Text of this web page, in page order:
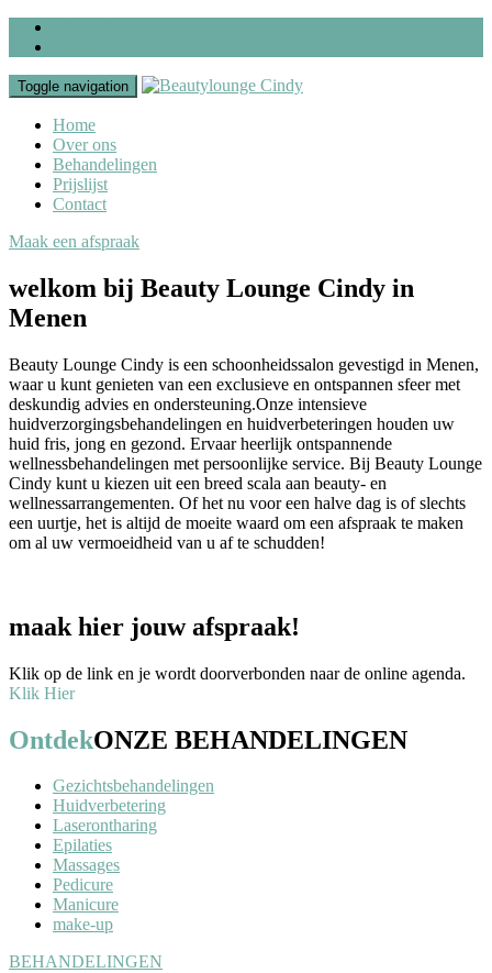
Toggle navigation
Home
Over ons
Behandelingen
Prijslijst
Contact
Maak een afspraak
welkom bij Beauty Lounge Cindy in
Menen
Beauty Lounge Cindy is een schoonheidssalon gevestigd in Menen,
waar u kunt genieten van een exclusieve en ontspannen sfeer met
deskundig advies en ondersteuning.Onze intensieve
huidverzorgingsbehandelingen en huidverbeteringen houden uw
huid fris, jong en gezond. Ervaar heerlijk ontspannende
wellnessbehandelingen met persoonlijke service. Bij Beauty Lounge
Cindy kunt u kiezen uit een breed scala aan beauty- en
wellnessarrangementen. Of het nu voor een halve dag is of slechts
een uurtje, het is altijd de moeite waard om een afspraak te maken
om al uw vermoeidheid van u af te schudden!
maak hier jouw afspraak!
Klik op de link en je wordt doorverbonden naar de online agenda.
Klik Hier
OntdekONZE BEHANDELINGEN
Gezichtsbehandelingen
Huidverbetering
Laserontharing
Epilaties
Massages
Pedicure
Manicure
make-up
BEHANDELINGEN